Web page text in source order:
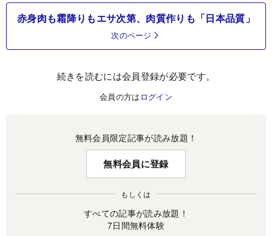
赤身肉も霜降りもエサ次第、肉質作りも「日本品質」
次のページ
続きを読むには会員登録が必要です。
会員の方は ログイン
無料会員限定記事が読み放題！
無料会員に登録
もしくは
すべての記事が読み放題！
7日間無料体験